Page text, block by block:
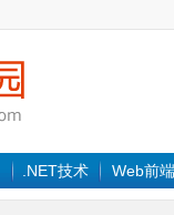
.NET技术 Web前端